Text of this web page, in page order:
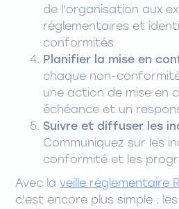
de l'organisation aux
réglementaires et
conformités
Planifier la mise en
chaque non-
une action de mise en
échéance et un
Suivre et diffuser les
Communiquez sur les
conformité et les
Avec laveille réglementaire
c'est encore plus simple :